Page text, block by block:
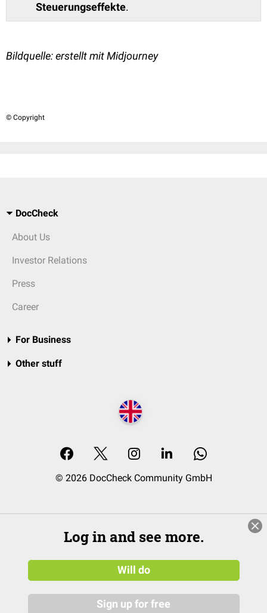
Steuerungseffekte.
Bildquelle: erstellt mit Midjourney
© Copyright
DocCheck
About Us
Investor Relations
Press
Career
For Business
Other stuff
© 2026 DocCheck Community GmbH
Log in and see more.
Will do
Sign up for free